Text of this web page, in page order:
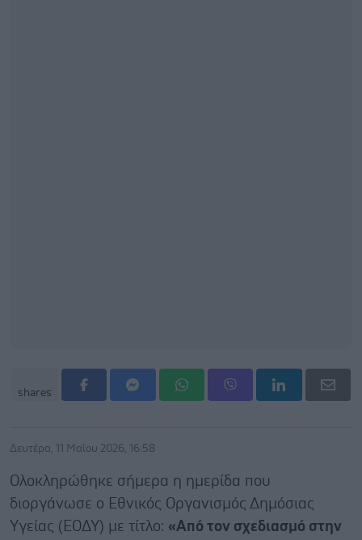
shares
Δευτέρα, 11 Μαΐου 2026, 16:58
Ολοκληρώθηκε σήμερα η ημερίδα που
διοργάνωσε ο Εθνικός Οργανισμός Δημόσιας
Υγείας (ΕΟΔΥ) με τίτλο: «Από τον σχεδιασμό στην